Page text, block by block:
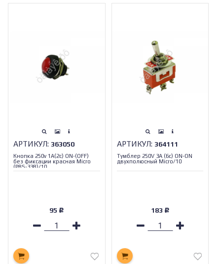
АРТИКУЛ: 363050
Кнопка 250v 1A(2c) ON-(OFF)
без фиксации красная Micro
(PBS-33B)/10
95 Р
АРТИКУЛ: 364111
Тумблер 250V 3A (6с) ON-ON
двухполюсный Micro/10
183 Р